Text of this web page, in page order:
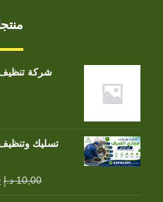
شركة
تسليك
10,00 د.إ